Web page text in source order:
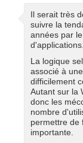
Il serait très
suivre la
années par
d'applications.
La logique
associé à
difficilement
Autant sur la
donc les
nombre
permettre de
importante.